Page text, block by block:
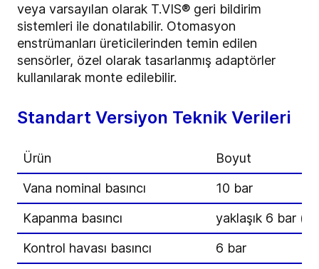
veya varsayılan olarak T.VIS® geri bildirim
sistemleri ile donatılabilir. Otomasyon
enstrümanları üreticilerinden temin edilen
sensörler, özel olarak tasarlanmış adaptörler
kullanılarak monte edilebilir.
Standart Versiyon Teknik Verileri
Ürün
Boyut
Vana nominal basıncı
10 bar
Kapanma basıncı
yaklaşık 6 bar
Kontrol havası basıncı
6 bar